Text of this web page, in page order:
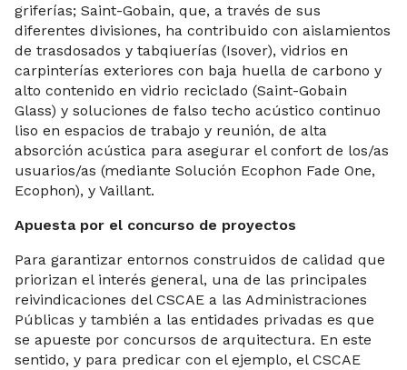
griferías; Saint-Gobain, que, a través de sus
diferentes divisiones, ha contribuido con aislamientos
de trasdosados y tabqiuerías (Isover), vidrios en
carpinterías exteriores con baja huella de carbono y
alto contenido en vidrio reciclado (Saint-Gobain
Glass) y soluciones de falso techo acústico continuo
liso en espacios de trabajo y reunión, de alta
absorción acústica para asegurar el confort de los/as
usuarios/as (mediante Solución Ecophon Fade One,
Ecophon), y Vaillant.
Apuesta por el concurso de proyectos
Para garantizar entornos construidos de calidad que
priorizan el interés general, una de las principales
reivindicaciones del CSCAE a las Administraciones
Públicas y también a las entidades privadas es que
se apueste por concursos de arquitectura. En este
sentido, y para predicar con el ejemplo, el CSCAE